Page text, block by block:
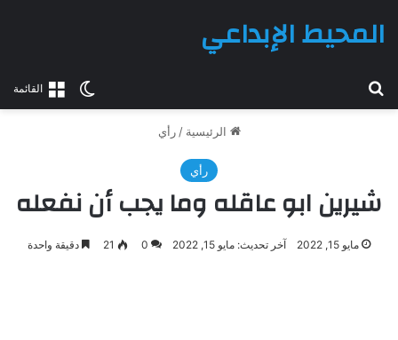
القائمةالوضع
المحيط الإبداعي
الرئيسية / رأي
رأي
شيرين ابو عاقله وما يجب أن نفعله
مايو 15, 2022 آخر تحديث: مايو 15, 2022 0
21 دقيقة واحدة